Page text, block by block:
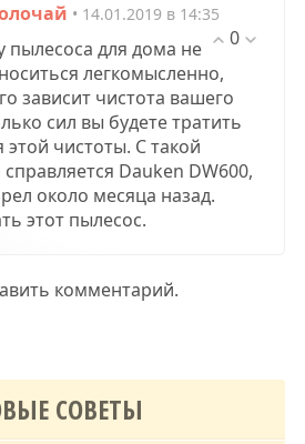
• 14.01.2019 в 14:35
0
пылесоса для дома не
легкомысленно,
зависит чистота вашего
сил вы будете тратить
чистоты. С такой
Dauken DW600,
около месяца назад.
этот пылесос.
комментарий.
СОВЕТЫ